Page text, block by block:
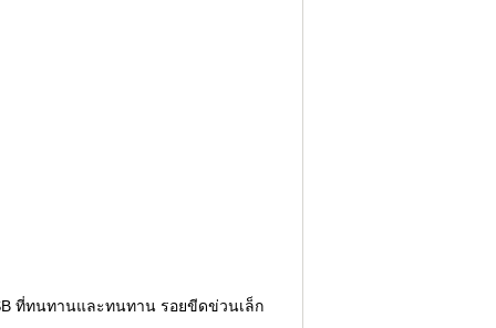
ที่ทนทานและทนทาน รอยขีดข่วนเล็ก